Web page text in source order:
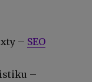
– SEO
–